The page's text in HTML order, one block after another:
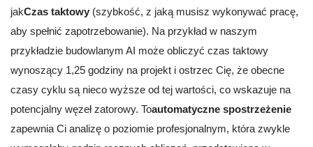
jakCzas taktowy (szybkość, z jaką musisz wykonywać pracę,
aby spełnić zapotrzebowanie). Na przykład w naszym
przykładzie budowlanym AI może obliczyć czas taktowy
wynoszący 1,25 godziny na projekt i ostrzec Cię, że obecne
czasy cyklu są nieco wyższe od tej wartości, co wskazuje na
potencjalny węzeł zatorowy. Toautomatyczne spostrzeżenie
zapewnia Ci analizę o poziomie profesjonalnym, która zwykle